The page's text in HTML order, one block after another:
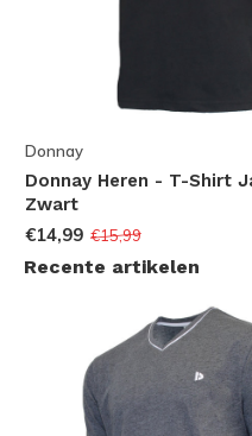
Donnay
Donnay Heren - T-Shirt
Zwart
€14,99 €15,99
Recente artikelen